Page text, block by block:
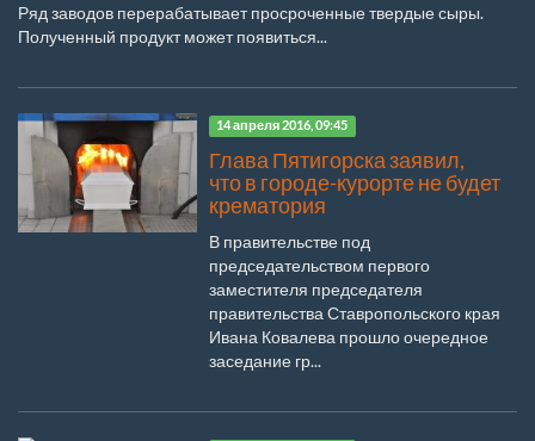
Ряд заводов перерабатывает просроченные твердые сыры.
Полученный продукт может появиться...
14 апреля 2016, 09:45
Глава Пятигорска заявил,
что в городе-курорте не будет
крематория
В правительстве под
председательством первого
заместителя председателя
правительства Ставропольского края
Ивана Ковалева прошло очередное
заседание гр...